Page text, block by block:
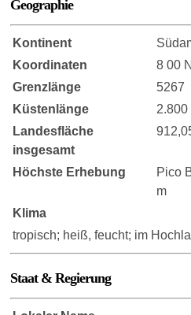
Geographie
Kontinent
Koordinaten
8 00
Grenzlänge
5267
Küstenlänge
2.800
Landesfläche
insgesamt
Höchste Erhebung
Pico
m
Klima
tropisch; heiß, feucht; im
Staat & Regierung